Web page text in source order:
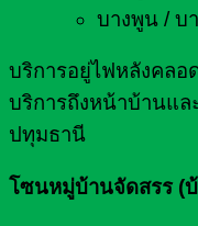
บางพูน / บ
บริการอยู่ไฟหลังคลอ
บริการถึงหน้าบ้านแล
ปทุมธานี
โซนหมู่บ้านจัดสรร (